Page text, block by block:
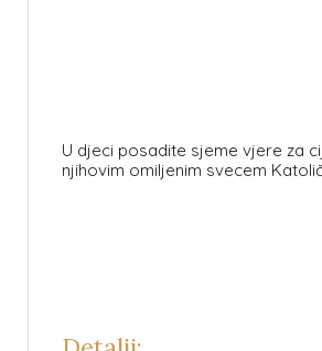
U djeci posadite sjeme vjere za
njihovim omiljenim svecem